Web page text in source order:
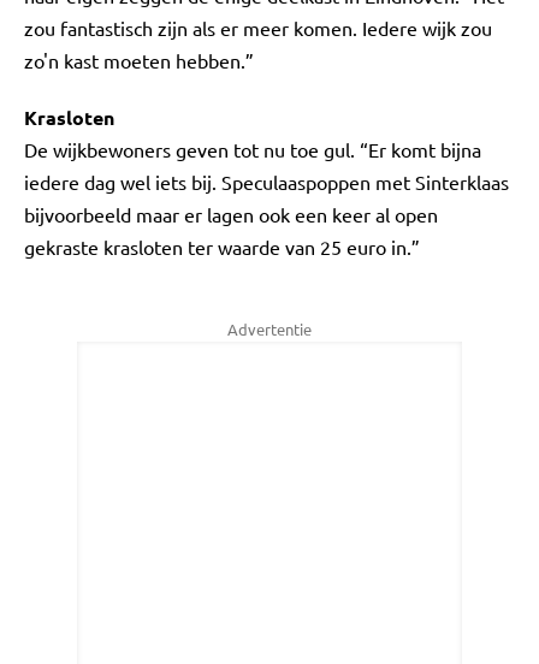
zou fantastisch zijn als er meer komen. Iedere wijk zou
zo'n kast moeten hebben.”
Krasloten
De wijkbewoners geven tot nu toe gul. “Er komt bijna
iedere dag wel iets bij. Speculaaspoppen met Sinterklaas
bijvoorbeeld maar er lagen ook een keer al open
gekraste krasloten ter waarde van 25 euro in.”
Advertentie